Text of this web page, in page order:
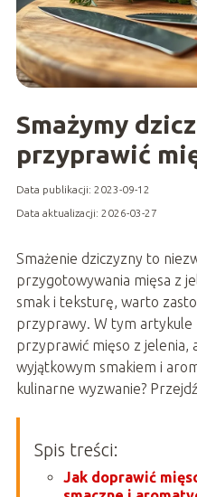
Smażymy
przyprawić
Data publikacji: 2023-09-12
Data aktualizacji: 2026-03-27
Smażenie dziczyzny to
przygotowywania mięsa z
smak i teksturę, warto
przyprawy. W tym artykule
przyprawić mięso z jelenia,
wyjątkowym smakiem i
kulinarne wyzwanie?
Spis treści:
Jak doprawić